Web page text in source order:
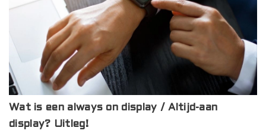
Wat is een always on display / Altijd-aan
display? Uitleg!